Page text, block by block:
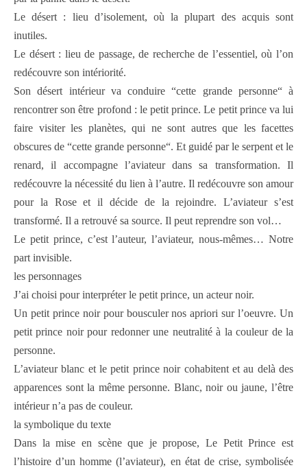
Le désert : lieu d’isolement, où la plupart des acquis sont
inutiles.
Le désert : lieu de passage, de recherche de l’essentiel, où l’on
redécouvre son intériorité.
Son désert intérieur va conduire “cette grande personne“ à
rencontrer son être profond : le petit prince. Le petit prince va lui
faire visiter les planètes, qui ne sont autres que les facettes
obscures de “cette grande personne“. Et guidé par le serpent et le
renard, il accompagne l’aviateur dans sa transformation. Il
redécouvre la nécessité du lien à l’autre. Il redécouvre son amour
pour la Rose et il décide de la rejoindre. L’aviateur s’est
transformé. Il a retrouvé sa source. Il peut reprendre son vol…
Le petit prince, c’est l’auteur, l’aviateur, nous-mêmes… Notre
part invisible.
les personnages
J’ai choisi pour interpréter le petit prince, un acteur noir.
Un petit prince noir pour bousculer nos apriori sur l’oeuvre. Un
petit prince noir pour redonner une neutralité à la couleur de la
personne.
L’aviateur blanc et le petit prince noir cohabitent et au delà des
apparences sont la même personne. Blanc, noir ou jaune, l’être
intérieur n’a pas de couleur.
la symbolique du texte
Dans la mise en scène que je propose, Le Petit Prince est
l’histoire d’un homme (l’aviateur), en état de crise, symbolisée